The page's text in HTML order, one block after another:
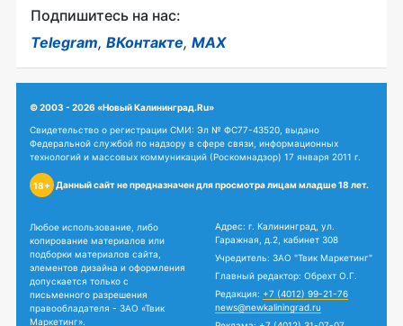
Подпишитесь на нас:
Telegram, ВКонтакте, MAX
© 2003 - 2026 «Новый Калининград.Ru»
Свидетельство о регистрации СМИ: Эл № ФС77-43520, выдано
Федеральной службой по надзору в сфере связи, информационных
технологий и массовых коммуникаций (Роскомнадзор) 17 января 2011 г.
18+ Данный сайт не предназначен для просмотра лицам младше 18 лет.
Любое использование, либо
копирование материалов или
подборки материалов сайта,
элементов дизайна и оформления
допускается только с
письменного разрешения
правообладателя - ЗАО «Твик
Маркетинг».
Адрес: г. Калининград, ул.
Гаражная, д.2, кабинет 308
Учредитель: ЗАО "Твик Маркетинг"
Главный редактор: Обрехт О.Г.
Редакция: +7 (4012) 99-21-76
news@newkaliningrad.ru